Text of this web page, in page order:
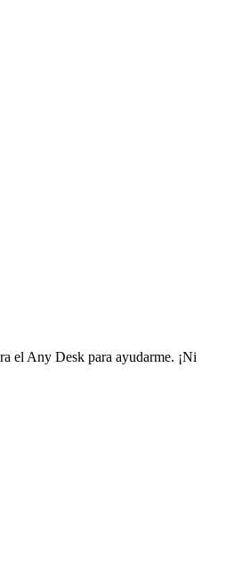
el Any Desk para ayudarme. ¡Ni